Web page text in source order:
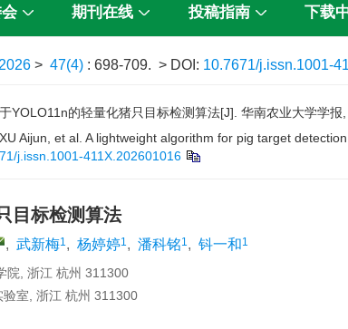
期刊在线 投稿指南 下载
2026 > 47(4) : 698-709. > DOI: 10.7671/j.issn.1001-
YOLO11n的轻量化猪只目标检测算法[J]. 华南农业大学学报
Aijun, et al. A lightweight algorithm for pig target
j.issn.1001-411X.202601016
目标检测算法
, 武新梅1, 杨婷婷1, 潘科铭1, 钭一和1
院, 浙江 杭州 311300
室, 浙江 杭州 311300